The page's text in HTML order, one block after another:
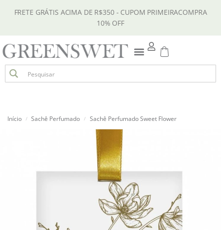
FRETE GRÁTIS ACIMA DE R$350 - CUPOM PRIMEIRACOMPRA
10% OFF
Início / Sachê Perfumado / Sachê Perfumado Sweet Flower